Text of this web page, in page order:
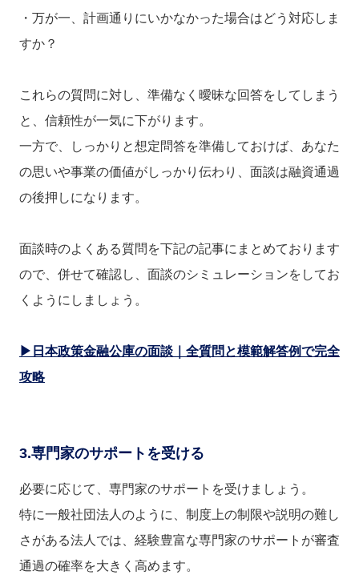
・万が一、計画通りにいかなかった場合はどう対応しま
すか？
これらの質問に対し、準備なく曖昧な回答をしてしまう
と、信頼性が一気に下がります。
一方で、しっかりと想定問答を準備しておけば、あなた
の思いや事業の価値がしっかり伝わり、面談は融資通過
の後押しになります。
面談時のよくある質問を下記の記事にまとめております
ので、併せて確認し、面談のシミュレーションをしてお
くようにしましょう。
▶日本政策金融公庫の面談｜全質問と模範解答例で完全
攻略
3.専門家のサポートを受ける
必要に応じて、専門家のサポートを受けましょう。
特に一般社団法人のように、制度上の制限や説明の難し
さがある法人では、経験豊富な専門家のサポートが審査
通過の確率を大きく高めます。